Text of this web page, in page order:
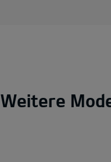
Weitere